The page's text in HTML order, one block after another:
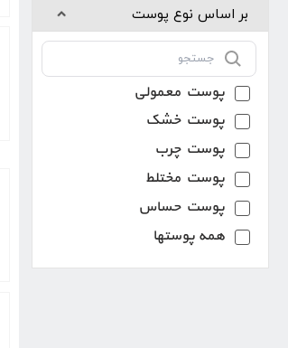
بر اساس نوع پوست
پوست معمولی
پوست خشک
پوست چرب
پوست مختلط
پوست حساس
همه پوستها